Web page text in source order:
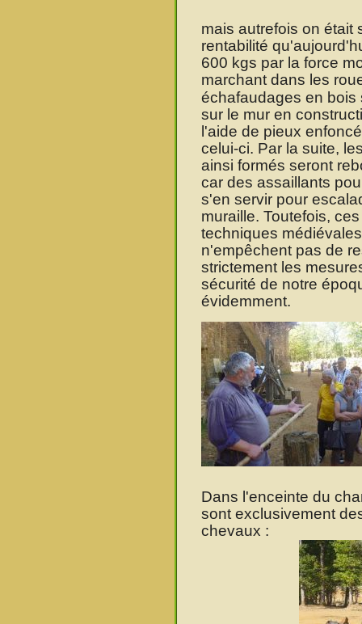
mais autrefois on était
rentabilité
600 kgs par la force
marchant dans les
échafaudages en bois
sur le mur en
l'aide de pieux
celui-ci. Par la suite,
ainsi formés seront
car des assaillants
s'en servir pour
muraille. Toutefois, ces
techniques médiévales
n'empêchent pas de
strictement les
sécurité de notre
évidemment.
Dans l'enceinte du
sont exclusivement
chevaux :